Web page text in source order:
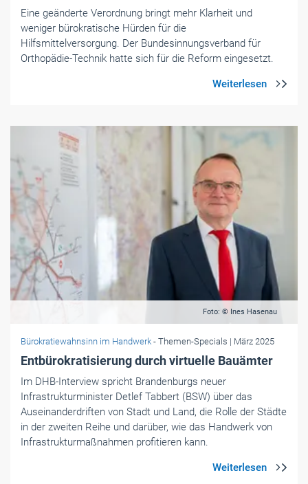
Eine geänderte Verordnung bringt mehr Klarheit und
weniger bürokratische Hürden für die
Hilfsmittelversorgung. Der Bundesinnungsverband für
Orthopädie-Technik hatte sich für die Reform eingesetzt.
Foto: © Ines Hasenau
Bürokratiewahnsinn im Handwerk - Themen-Specials | März 2025
Entbürokratisierung durch virtuelle Bauämter
Im DHB-Interview spricht Brandenburgs neuer
Infrastrukturminister Detlef Tabbert (BSW) über das
Auseinanderdriften von Stadt und Land, die Rolle der Städte
in der zweiten Reihe und darüber, wie das Handwerk von
Infrastrukturmaßnahmen profitieren kann.